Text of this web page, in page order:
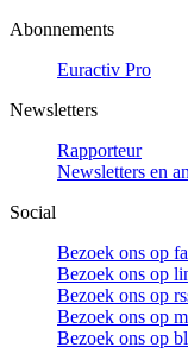
Abonnements
Euractiv Pro
Newsletters
Rapporteur
Newsletters en
Social
Bezoek ons op
Bezoek ons op
Bezoek ons op
Bezoek ons op
Bezoek ons op